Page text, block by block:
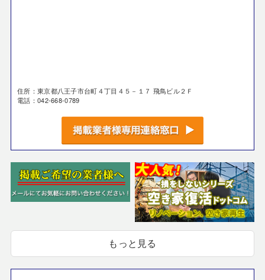
住所：東京都八王子市台町４丁目４５－１７ 飛鳥ビル２Ｆ
電話：042-668-0789
もっと見る